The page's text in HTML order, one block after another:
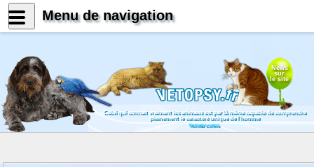
News
sur
le site
Celui qui connait vraiment les animaux est par là même capable de comprendre
pleinement le caractère unique de l'homme
Konrad Lorenz
Menu de navigation